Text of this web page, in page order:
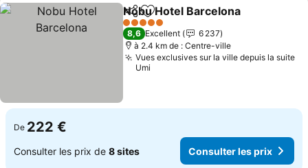
PartagerAjouter à mes favoris
Nobu Hotel Barcelona
5 Étoiles
8,6 Excellent
6 237
à 2.4 km de : Centre-ville
Vues exclusives sur la ville depuis la suite
Umi
De 222 €
Consulter les prix de 8 sites Consulter les prix